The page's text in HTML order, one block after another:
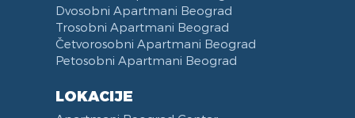
Dvosobni Apartmani Beograd
Trosobni Apartmani Beograd
Četvorosobni Apartmani Beograd
Petosobni Apartmani Beograd
LOKACIJE